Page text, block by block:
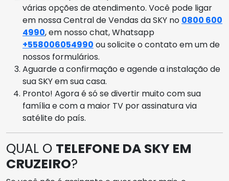
várias opções de atendimento. Você pode ligar
em nossa Central de Vendas da SKY no 0800 600
4990, em nosso chat, Whatsapp
+558006054990 ou solicite o contato em um de
nossos formulários.
Aguarde a confirmação e agende a instalação de
sua SKY em sua casa.
Pronto! Agora é só se divertir muito com sua
família e com a maior TV por assinatura via
satélite do país.
QUAL O TELEFONE DA SKY EM
CRUZEIRO?